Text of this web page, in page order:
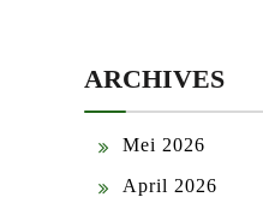
ARCHIVES
Mei 2026
April 2026